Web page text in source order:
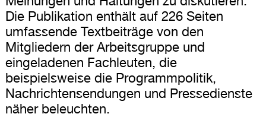
Die Publikation enthält auf 226 Seiten
umfassende Textbeiträge von den
Mitgliedern der Arbeitsgruppe und
eingeladenen Fachleuten, die
beispielsweise die Programmpolitik,
Nachrichtensendungen und Pressedienste
näher beleuchten.